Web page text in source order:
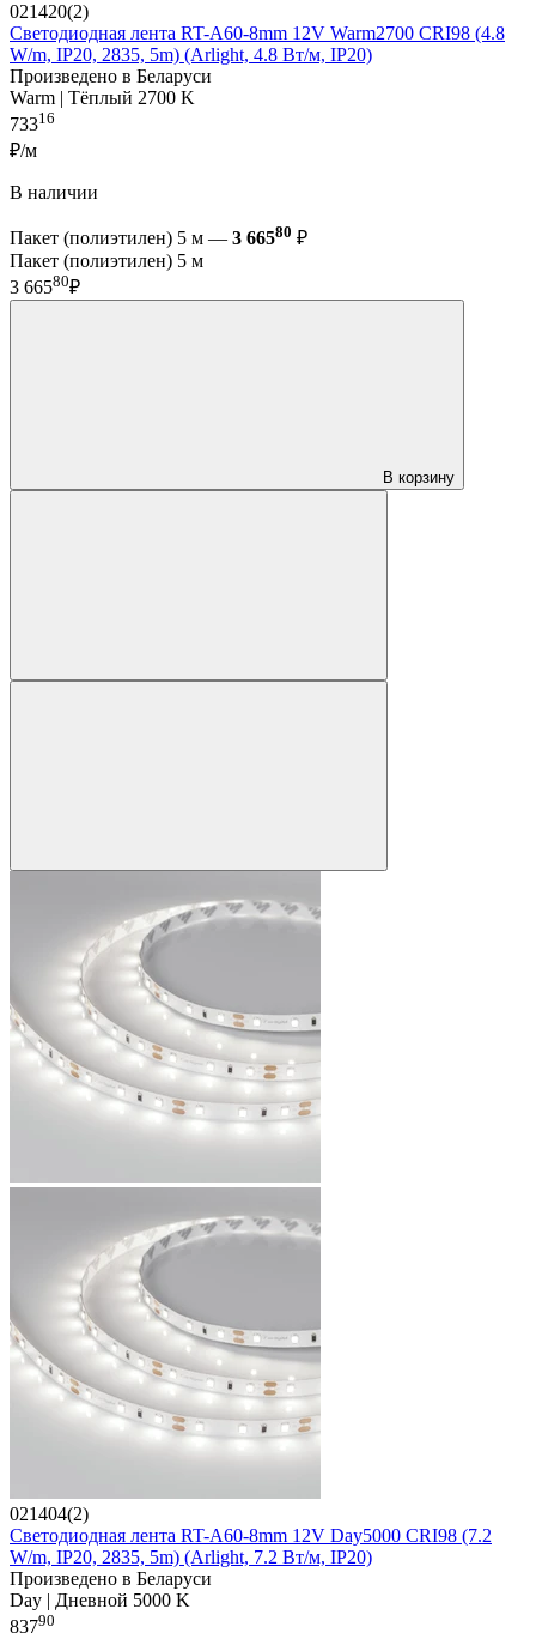
021420(2)
Светодиодная лента RT-A60-8mm 12V Warm2700 CRI98 (4.8
W/m, IP20, 2835, 5m) (Arlight, 4.8 Вт/м, IP20)
Произведено в Беларуси
Warm | Тёплый 2700 K
73316
₽/м
В наличии
Пакет (полиэтилен) 5 м — 3 66580 ₽
Пакет (полиэтилен) 5 м
3 66580₽
В корзину
021404(2)
Светодиодная лента RT-A60-8mm 12V Day5000 CRI98 (7.2
W/m, IP20, 2835, 5m) (Arlight, 7.2 Вт/м, IP20)
Произведено в Беларуси
Day | Дневной 5000 K
83790